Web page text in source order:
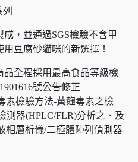
，並通過SGS檢驗不含甲
豆腐砂貓咪的新選擇！
全程採用最高食品等級檢
號公告修正
素檢驗方法-黃麴毒素之檢
測器(HPLC/FLR)分析之、及
相層析儀/二極體陣列偵測器